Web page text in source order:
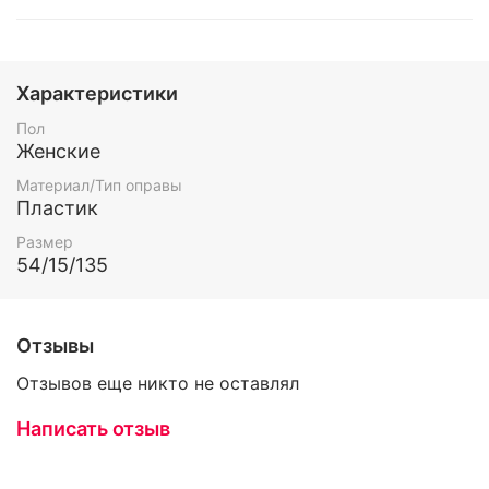
Характеристики
Пол
Женские
Материал/Тип оправы
Пластик
Размер
54/15/135
Отзывы
Отзывов еще никто не оставлял
Написать отзыв